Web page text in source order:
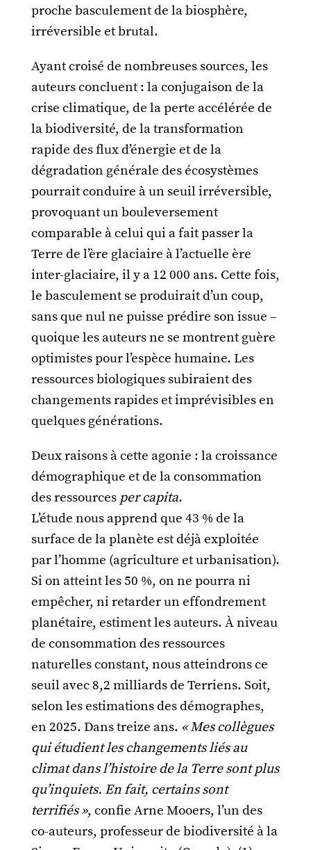
proche basculement de la biosphère,
irréversible et brutal.
Ayant croisé de nombreuses sources, les
auteurs concluent : la conjugaison de la
crise climatique, de la perte accélérée de
la biodiversité, de la transformation
rapide des flux d’énergie et de la
dégradation générale des écosystèmes
pourrait conduire à un seuil irréversible,
provoquant un bouleversement
comparable à celui qui a fait passer la
Terre de l’ère glaciaire à l’actuelle ère
inter-glaciaire, il y a 12 000 ans. Cette fois,
le basculement se produirait d’un coup,
sans que nul ne puisse prédire son issue –
quoique les auteurs ne se montrent guère
optimistes pour l’espèce humaine. Les
ressources biologiques subiraient des
changements rapides et imprévisibles en
quelques générations.
Deux raisons à cette agonie : la croissance
démographique et de la consommation
des ressources per capita.
L’étude nous apprend que 43 % de la
surface de la planète est déjà exploitée
par l’homme (agriculture et urbanisation).
Si on atteint les 50 %, on ne pourra ni
empêcher, ni retarder un effondrement
planétaire, estiment les auteurs. À niveau
de consommation des ressources
naturelles constant, nous atteindrons ce
seuil avec 8,2 milliards de Terriens. Soit,
selon les estimations des démographes,
en 2025. Dans treize ans. « Mes collègues
qui étudient les changements liés au
climat dans l’histoire de la Terre sont plus
qu’inquiets. En fait, certains sont
terrifiés », confie Arne Mooers, l’un des
co-auteurs, professeur de biodiversité à la